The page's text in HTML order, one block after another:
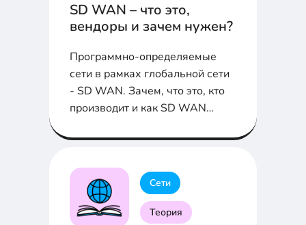
SD WAN – что это,
вендоры и зачем нужен?
Программно-определяемые
сети в рамках глобальной сети
- SD WAN. Зачем, что это, кто
производит и как SD WAN
Сети
Теория